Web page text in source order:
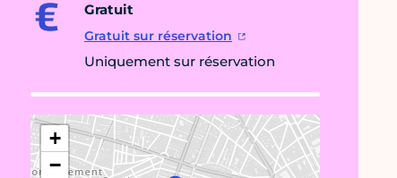
Gratuit
Gratuit sur réservation
Uniquement sur réservation
+
−